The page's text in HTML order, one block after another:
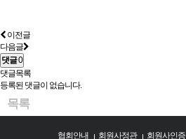
이전글
다음글
댓글0
댓글목록
등록된 댓글이 없습니다.
목록
협회안내 회원사정관 회원사인증